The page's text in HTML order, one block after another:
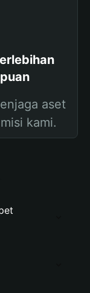
aset
kami.